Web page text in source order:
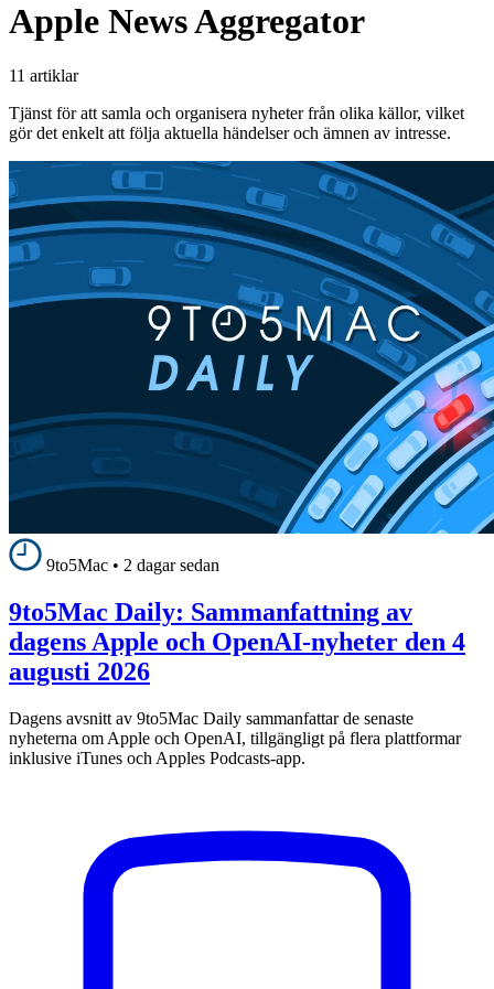
Apple News Aggregator
11 artiklar
Tjänst för att samla och organisera nyheter från olika källor, vilket
gör det enkelt att följa aktuella händelser och ämnen av intresse.
9to5Mac • 2 dagar sedan
9to5Mac Daily: Sammanfattning av
dagens Apple och OpenAI-nyheter den 4
augusti 2026
Dagens avsnitt av 9to5Mac Daily sammanfattar de senaste
nyheterna om Apple och OpenAI, tillgängligt på flera plattformar
inklusive iTunes och Apples Podcasts-app.